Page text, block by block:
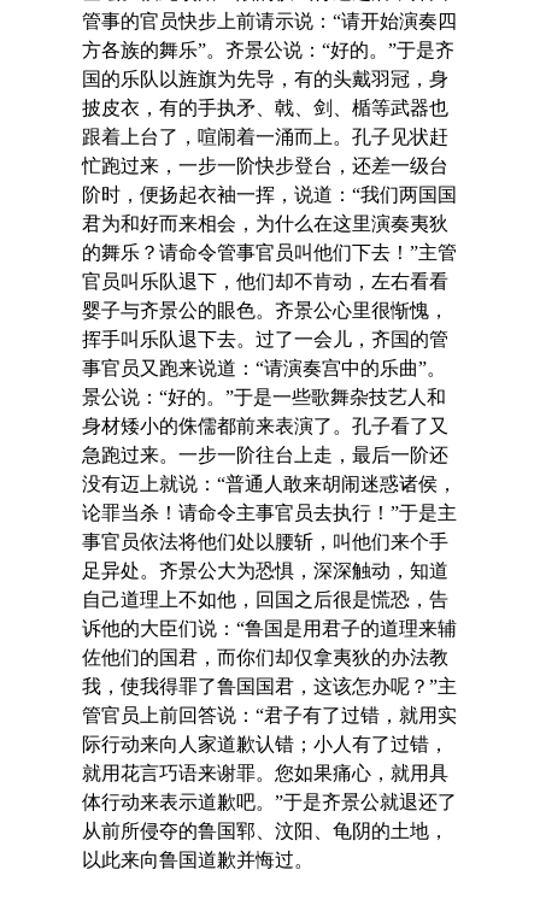
管事的官员快步上前请示说：“请开始演奏四
方各族的舞乐”。齐景公说：“好的。”于是齐
国的乐队以旌旗为先导，有的头戴羽冠，身
披皮衣，有的手执矛、戟、剑、楯等武器也
跟着上台了，喧闹着一涌而上。孔子见状赶
忙跑过来，一步一阶快步登台，还差一级台
阶时，便扬起衣袖一挥，说道：“我们两国国
君为和好而来相会，为什么在这里演奏夷狄
的舞乐？请命令管事官员叫他们下去！”主管
官员叫乐队退下，他们却不肯动，左右看看
婴子与齐景公的眼色。齐景公心里很惭愧，
挥手叫乐队退下去。过了一会儿，齐国的管
事官员又跑来说道：“请演奏宫中的乐曲”。
景公说：“好的。”于是一些歌舞杂技艺人和
身材矮小的侏儒都前来表演了。孔子看了又
急跑过来。一步一阶往台上走，最后一阶还
没有迈上就说：“普通人敢来胡闹迷惑诸侯，
论罪当杀！请命令主事官员去执行！”于是主
事官员依法将他们处以腰斩，叫他们来个手
足异处。齐景公大为恐惧，深深触动，知道
自己道理上不如他，回国之后很是慌恐，告
诉他的大臣们说：“鲁国是用君子的道理来辅
佐他们的国君，而你们却仅拿夷狄的办法教
我，使我得罪了鲁国国君，这该怎办呢？”主
管官员上前回答说：“君子有了过错，就用实
际行动来向人家道歉认错；小人有了过错，
就用花言巧语来谢罪。您如果痛心，就用具
体行动来表示道歉吧。”于是齐景公就退还了
从前所侵夺的鲁国郓、汶阳、龟阴的土地，
以此来向鲁国道歉并悔过。